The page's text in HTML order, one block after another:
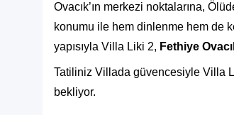
Ovacık’ın merkezi noktalarına,
konumu ile hem dinlenme hem de
yapısıyla Villa Liki 2, Fethiye
Tatiliniz Villada güvencesiyle Villa
bekliyor.